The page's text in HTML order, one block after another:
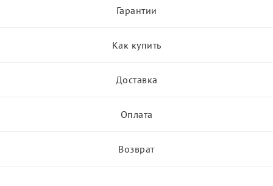
Гарантии
Как купить
Доставка
Оплата
Возврат